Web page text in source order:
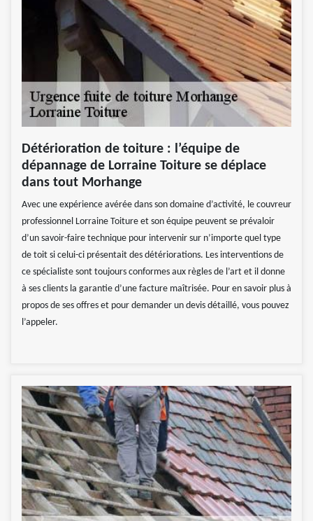
Détérioration de toiture : l’équipe de
dépannage de Lorraine Toiture se déplace
dans tout Morhange
Avec une expérience avérée dans son domaine d’activité, le couvreur
professionnel Lorraine Toiture et son équipe peuvent se prévaloir
d’un savoir-faire technique pour intervenir sur n’importe quel type
de toit si celui-ci présentait des détériorations. Les interventions de
ce spécialiste sont toujours conformes aux règles de l’art et il donne
à ses clients la garantie d’une facture maîtrisée. Pour en savoir plus à
propos de ses offres et pour demander un devis détaillé, vous pouvez
l’appeler.